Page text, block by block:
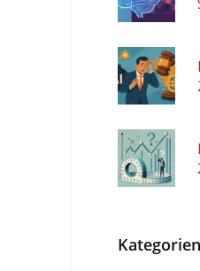
Kategorien